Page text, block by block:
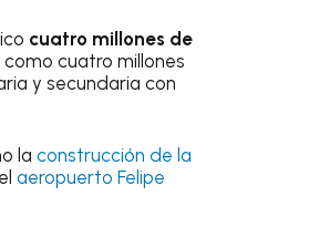
cuatro millones de
como cuatro millones
y secundaria con
la construcción de la
aeropuerto Felipe